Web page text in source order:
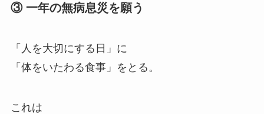
③ 一年の無病息災を願う
「人を大切にする日」に
「体をいたわる食事」をとる。
これは